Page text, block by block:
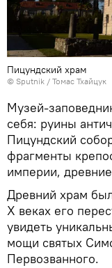
Пицундский храм
© Sputnik / Томас Тхайцук
Музей-
себя: руины
Пицундский
фрагменты
империи,
Древний храм
X веках его
увидеть
мощи святых
Первозванного.